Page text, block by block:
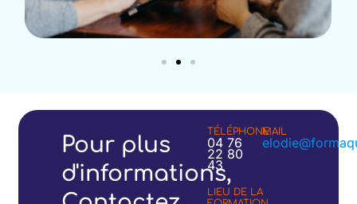
Pour plus
d'informations,
TÉLÉPHONE
04 76
22 80
43
MAIL
LIEU DE LA